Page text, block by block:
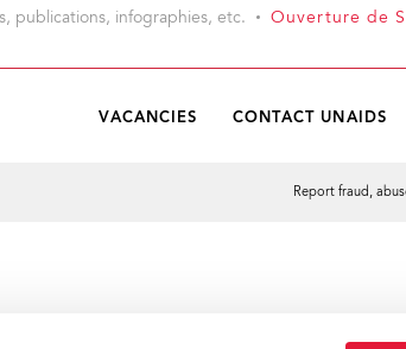
publications, infographies, etc. Ouverture de
VACANCIES CONTACT UNAIDS
Report fraud,